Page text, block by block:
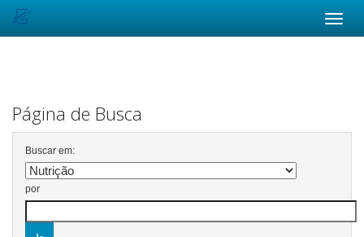
Página de Busca
Buscar em:
por